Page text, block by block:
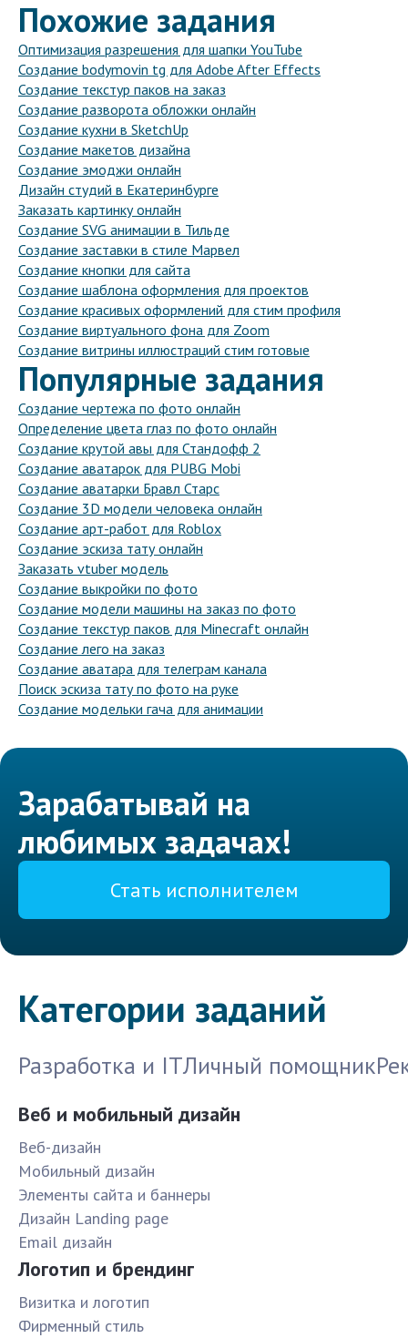
Похожие задания
Оптимизация разрешения для шапки YouTube
Создание bodymovin tg для Adobe After Effects
Создание текстур паков на заказ
Создание разворота обложки онлайн
Создание кухни в SketchUp
Создание макетов дизайна
Создание эмоджи онлайн
Дизайн студий в Екатеринбурге
Заказать картинку онлайн
Создание SVG анимации в Тильде
Создание заставки в стиле Марвел
Создание кнопки для сайта
Создание шаблона оформления для проектов
Создание красивых оформлений для стим профиля
Создание виртуального фона для Zoom
Создание витрины иллюстраций стим готовые
Популярные задания
Создание чертежа по фото онлайн
Определение цвета глаз по фото онлайн
Создание крутой авы для Стандофф 2
Создание аватарок для PUBG Mobi
Создание аватарки Бравл Старс
Создание 3D модели человека онлайн
Создание арт-работ для Roblox
Создание эскиза тату онлайн
Заказать vtuber модель
Создание выкройки по фото
Создание модели машины на заказ по фото
Создание текстур паков для Minecraft онлайн
Создание лего на заказ
Создание аватара для телеграм канала
Поиск эскиза тату по фото на руке
Создание модельки гача для анимации
Зарабатывай на
любимых задачах!
Стать исполнителем
Категории заданий
Разработка и ITЛичный помощник
Веб и мобильный дизайн
Веб-дизайн
Мобильный дизайн
Элементы сайта и баннеры
Дизайн Landing page
Email дизайн
Логотип и брендинг
Визитка и логотип
Фирменный стиль